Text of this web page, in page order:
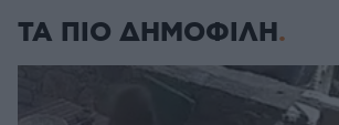
ΤΑ ΠΙΟ ΔΗΜΟΦΙΛΗ